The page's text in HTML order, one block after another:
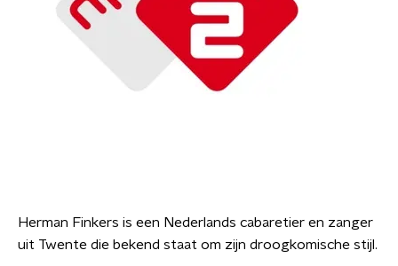
Herman Finkers is een Nederlands cabaretier en zanger
uit Twente die bekend staat om zijn droogkomische stijl.